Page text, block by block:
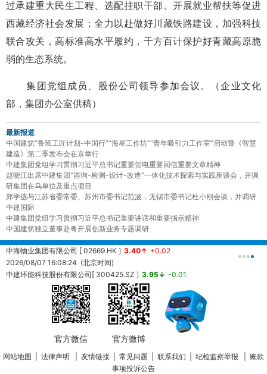
过承建重大民生工程、选配挂职干部、开展就业帮扶等促进
西藏经济社会发展；全力以赴做好川藏铁路建设，加强科技
联合攻关，高标准高水平履约，千方百计保护好青藏高原脆
弱的生态系统。
集团党组成员、股份公司领导参加会议。（企业文化
部，集团办公室供稿）
最新报道
中国建筑“鲁班工匠计划-中国行”“海星工作坊”“青年吸引力工作室”启动暨《智慧
建造》第二季发布会在京举行
中建集团党组学习贯彻习近平总书记重要贺电重要回信重要文章精神
赵晓江出席中建集团“咨询-检测-设计-改造”一体化技术探索与实践座谈会，并调
研集团在乌单位及重点项目
郑学选与江苏省委常委、苏州市委书记范波，无锡市委书记杜小刚会谈，并调研
中建国际
中建集团党组学习贯彻习近平总书记重要讲话和重要指示精神
中国建筑独立董事赴粤开展创新业务专题调研
中海物业集团有限公司 [ 02669.HK ] 3.40↑ +0.02
2026/08/07 16:08:24 (北京时间)
中建环能科技股份有限公司[ 300425.SZ ] 3.95↓ -0.01
20260807161457 (北京时间)
官方微信 官方微博
网站地图 法律声明 友情链接 常见问题 联系我们 纪检监察举报
账款
事项投诉公告